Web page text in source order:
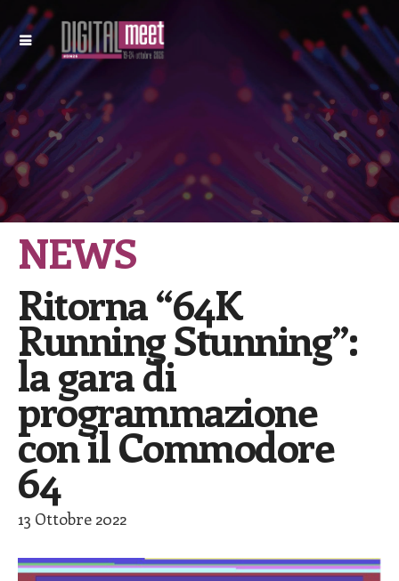
NEWS
Ritorna “64K
Running Stunning”:
la gara di
programmazione
con il Commodore
64
13 Ottobre 2022